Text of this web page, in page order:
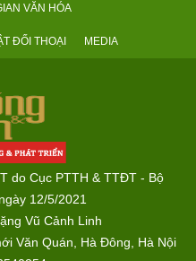
VĂN HÓA
ĐỐI THOẠI MEDIA
do Cục PTTH & TTĐT - Bộ
12/5/2021
Vũ Cảnh Linh
Văn Quán, Hà Đông, Hà Nội